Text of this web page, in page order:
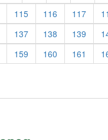
115
116 117
137
138 139
159
160 161